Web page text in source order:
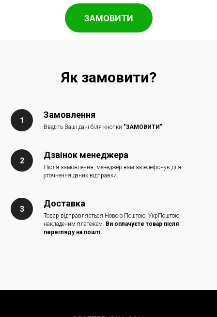
ЗАМОВИТИ
Як замовити?
Замовлення
Введіть Ваші дані біля кнопки "ЗАМОВИТИ"
Дзвінок менеджера
Після замовлення, менеджер вам зателефонує для
уточнення даних відправки.
Доставка
Товар відправляється Новою Поштою, УкрПоштою,
накладеним платежем. Ви оплачуєте товар після
перегляду на пошті.